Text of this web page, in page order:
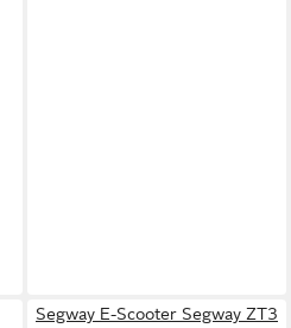
Segway E-Scooter Segway ZT3